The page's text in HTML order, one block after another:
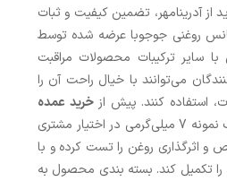
از آدرینامهر، تضمین کیفیت و ثبات
روغنی جوجوبا عرضه شده توسط
با سایر ترکیبات محصولات مراقبت
می‌توانند با خیال راحت آن را
استفاده کنند. پیش ازخرید عمده
، یک نمونه 7 میلی‌گرمی در اختیار مشتری
و اثرگذاری روغن را تست کرده و با
تکمیل کند. بسته‌ بندی محصول به